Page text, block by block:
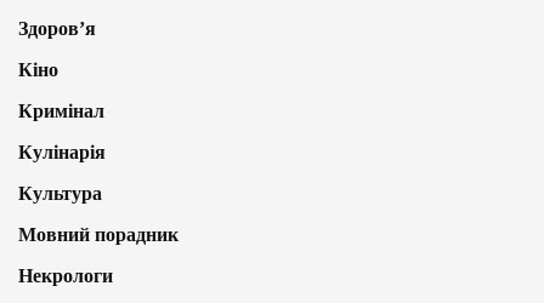
Здоров’я
Кіно
Кримінал
Кулінарія
Культура
Мовний порадник
Некрологи